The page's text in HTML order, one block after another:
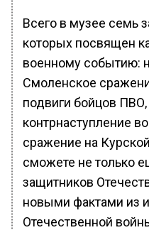
Всего в музее семь
которых посвящен
военному событию:
Смоленское
подвиги бойцов
контрнаступление
сражение на
сможете не только
защитников
новыми фактами из
Отечественной